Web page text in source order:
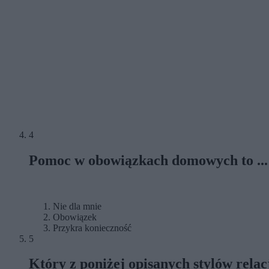
4
Pomoc w obowiązkach domowych to ...
Nie dla mnie
Obowiązek
Przykra konieczność
5
Który z poniżej opisanych stylów